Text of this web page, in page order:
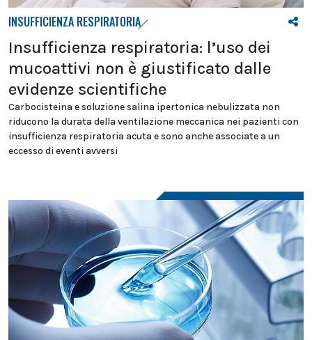
INSUFFICIENZA RESPIRATORIA
Insufficienza respiratoria: l’uso dei
mucoattivi non è giustificato dalle
evidenze scientifiche
Carbocisteina e soluzione salina ipertonica nebulizzata non
riducono la durata della ventilazione meccanica nei pazienti con
insufficienza respiratoria acuta e sono anche associate a un
eccesso di eventi avversi